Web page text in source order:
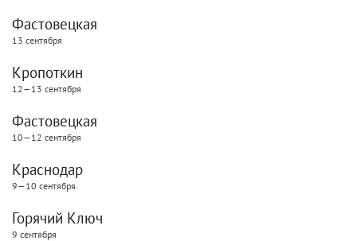
Фастовецкая
13 сентября
Кропоткин
12—13 сентября
Фастовецкая
10—12 сентября
Краснодар
9—10 сентября
Горячий Ключ
9 сентября